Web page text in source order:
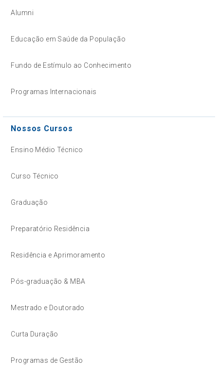
Alumni
Educação em Saúde da População
Fundo de Estímulo ao Conhecimento
Programas Internacionais
Nossos Cursos
Ensino Médio Técnico
Curso Técnico
Graduação
Preparatório Residência
Residência e Aprimoramento
Pós-graduação & MBA
Mestrado e Doutorado
Curta Duração
Programas de Gestão